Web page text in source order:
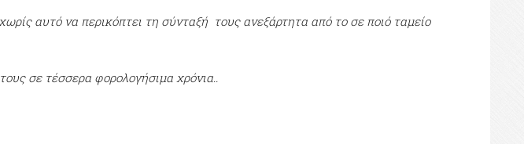
αυτό να περικόπτει τη σύνταξή τους ανεξάρτητα από το σε ποιό ταμείο
σε τέσσερα φορολογήσιμα χρόνια..